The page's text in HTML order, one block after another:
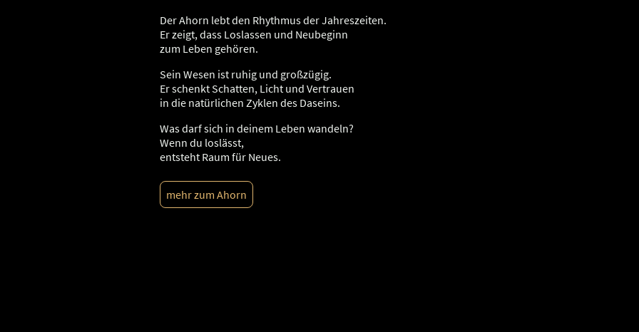
Der Ahorn lebt den Rhythmus der Jahreszeiten.
Er zeigt, dass Loslassen und Neubeginn
zum Leben gehören.
Sein Wesen ist ruhig und großzügig.
Er schenkt Schatten, Licht und Vertrauen
in die natürlichen Zyklen des Daseins.
Was darf sich in deinem Leben wandeln?
Wenn du loslässt,
entsteht Raum für Neues.
mehr zum Ahorn